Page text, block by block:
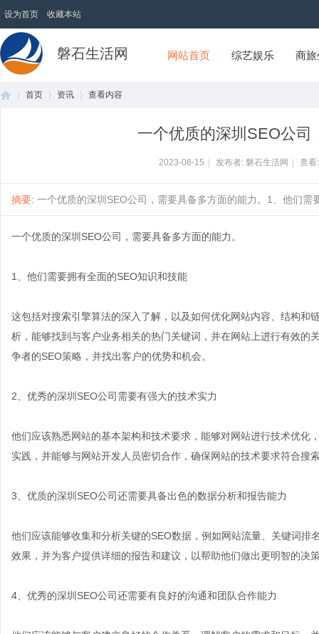
设为首页 收藏本站
磐石生活网 网站首页 综艺娱乐 商
首页 资讯 查看内容
一个优质的深圳SEO公司
2023-08-15 发布者: 磐石生活网 查
摘要: 一个优质的深圳SEO公司，需要具备多方面的能力。1、他们
一个优质的深圳SEO公司，需要具备多方面的能力。
1、他们需要拥有全面的SEO知识和技能
这包括对搜索引擎算法的深入了解，以及如何优化网站内容、结构和
析，能够找到与客户业务相关的热门关键词，并在网站上进行有效的
争者的SEO策略，并找出客户的优势和机会。
2、优秀的深圳SEO公司需要有强大的技术实力
他们应该熟悉网站的基本架构和技术要求，能够对网站进行技术优化
实践，并能够与网站开发人员密切合作，确保网站的技术要求符合搜
3、优质的深圳SEO公司还需要具备出色的数据分析和报告能力
他们应该能够收集和分析关键的SEO数据，例如网站流量、关键词
效果，并为客户提供详细的报告和建议，以帮助他们做出更明智的决
4、优秀的深圳SEO公司还需要有良好的沟通和团队合作能力